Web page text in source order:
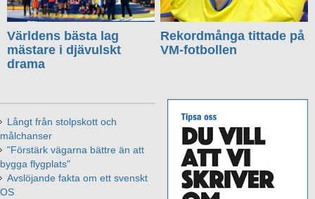
Världens bästa lag
mästare i djävulskt
drama
Rekordmånga tittade på
VM-fotbollen
Långt från stolpskott och
målchanser
"Förstärk vägarna bättre än att
bygga flygplats"
Avslöjande fakta om ett svenskt
OS